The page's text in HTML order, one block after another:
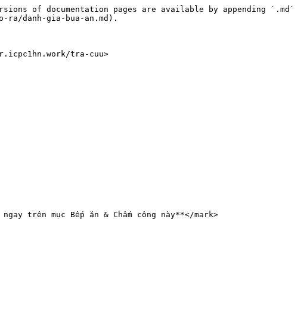
of documentation pages are available by appending `.md`
ra/danh-gia-bua-an.md).
tra-cuu>